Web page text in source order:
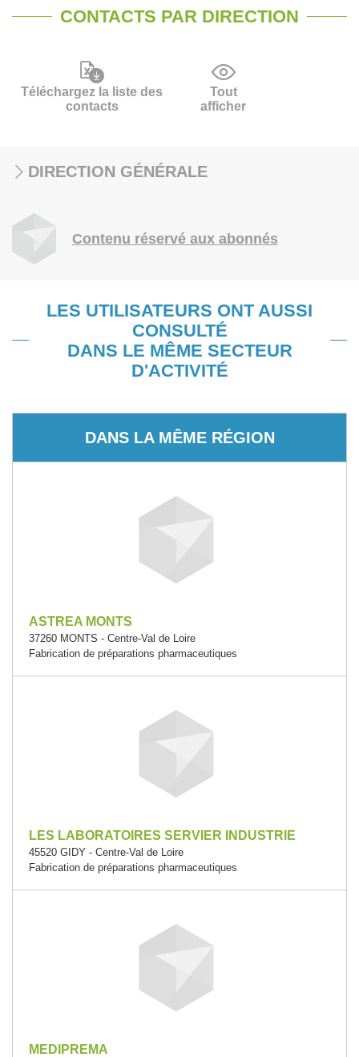
CONTACTS PAR DIRECTION
Téléchargez la liste des
contacts
Tout
afficher
DIRECTION GÉNÉRALE
Contenu réservé aux abonnés
LES UTILISATEURS ONT AUSSI
CONSULTÉ
DANS LE MÊME SECTEUR
D'ACTIVITÉ
DANS LA MÊME RÉGION
ASTREA MONTS
37260 MONTS - Centre-Val de Loire
Fabrication de préparations pharmaceutiques
LES LABORATOIRES SERVIER INDUSTRIE
45520 GIDY - Centre-Val de Loire
Fabrication de préparations pharmaceutiques
MEDIPREMA